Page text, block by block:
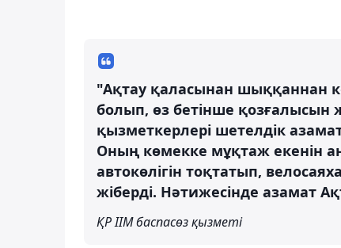
"Ақтау қаласынан шыққаннан
болып, өз бетінше қозғалысын
қызметкерлері шетелдік
Оның көмекке мұқтаж екенін
автокөлігін тоқтатып,
жіберді. Нәтижесінде азамат
ҚР ІІМ баспасөз қызметі